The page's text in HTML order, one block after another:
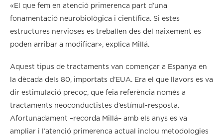
«El que fem en atenció primerenca part d’una
fonamentació neurobiològica i científica. Si estes
estructures nervioses es treballen des del naixement es
poden arribar a modificar», explica Millá.
Aquest tipus de tractaments van començar a Espanya en
la dècada dels 80, importats d’EUA. Era el que llavors es va
dir estimulació precoç, que feia referència només a
tractaments neoconductistes d’estímul-resposta.
Afortunadament –recorda Millá– amb els anys es va
ampliar i l’atenció primerenca actual inclou metodologies